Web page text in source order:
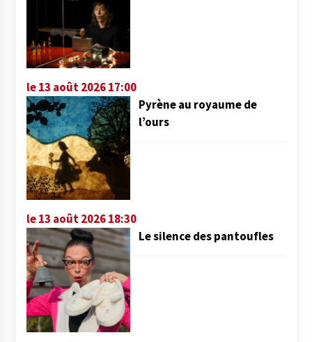
le 13 août 2026 17:00
Pyrène au royaume de
l’ours
le 13 août 2026 18:30
Le silence des pantoufles